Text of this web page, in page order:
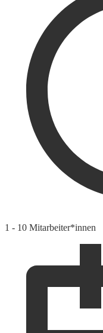
1 - 10 Mitarbeiter*innen